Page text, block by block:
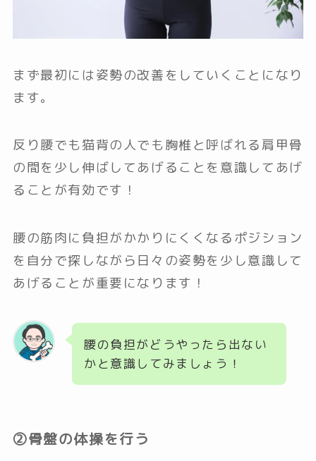
まず最初には姿勢の改善をしていくことになり
ます。
反り腰でも猫背の人でも胸椎と呼ばれる肩甲骨
の間を少し伸ばしてあげることを意識してあげ
ることが有効です！
腰の筋肉に負担がかかりにくくなるポジション
を自分で探しながら日々の姿勢を少し意識して
あげることが重要になります！
腰の負担がどうやったら出ない
かと意識してみましょう！
②骨盤の体操を行う